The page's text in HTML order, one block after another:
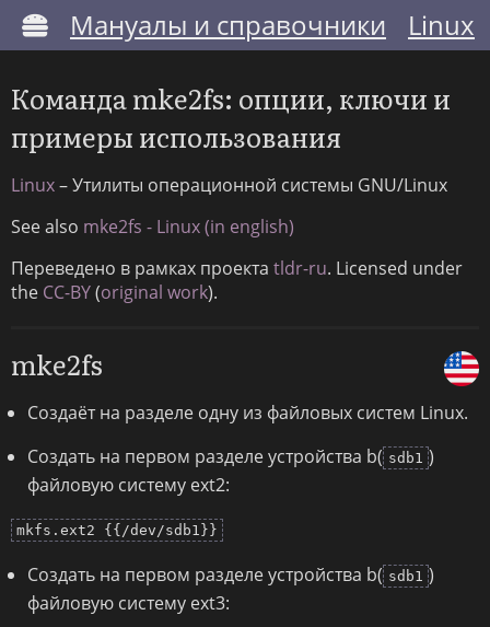
Мануалы и справочники Linux
Команда mke2fs: опции, ключи и
примеры использования
Linux– Утилиты операционной системы GNU/Linux
See also mke2fs - Linux (in english)
Переведено в рамках проекта tldr-ru. Licensed under
the CC-BY(original work).
mke2fs
Создаёт на разделе одну из файловых систем Linux.
Создать на первом разделе устройства b( sdb1 )
файловую систему ext2:
mkfs.ext2 {{/dev/sdb1}}
Создать на первом разделе устройства b( sdb1 )
файловую систему ext3: